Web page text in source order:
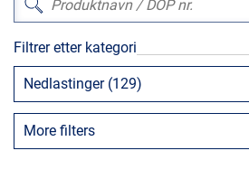
Høyspenningskabeltilbehør
Mellomspenningskabeltilbehør
Referanser
Nedlastinger
Filtrer etter kategori
Nedlastinger (129)
More filters